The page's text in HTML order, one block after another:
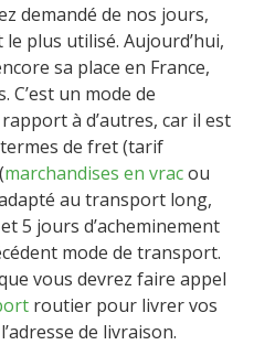
demandé de nos jours,
plus utilisé. Aujourd’hui,
sa place en France,
C’est un mode de
à d’autres, car il est
de fret (tarif
marchandises en vracou
au transport long,
5 jours d’acheminement
mode de transport.
vous devrez faire appel
routier pour livrer vos
de livraison.